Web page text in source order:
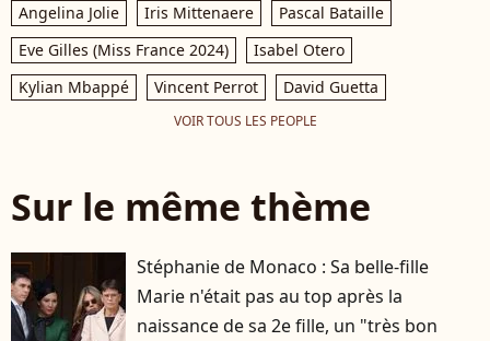
Angelina Jolie Iris Mittenaere
Pascal Bataille
Eve Gilles (Miss France 2024)
Isabel Otero
Kylian Mbappé
Vincent Perrot David Guetta
VOIR TOUS LES PEOPLE
Sur le même thème
Stéphanie de Monaco : Sa belle-fille
Marie n'était pas au top après la
naissance de sa 2e fille, un "très bon